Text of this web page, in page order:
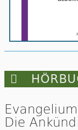

Die